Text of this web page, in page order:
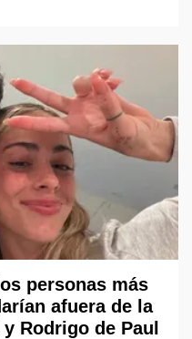
personas más
afuera de la
Rodrigo de Paul